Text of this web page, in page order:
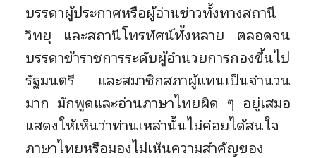
บรรดาผู้ประกาศหรือผู้อ่านข่าวทั้งทางสถานี
วิทยุ และสถานีโทรทัศน์ทั้งหลาย ตลอดจน
บรรดาข้าราชการระดับผู้อำนวยการกองขึ้นไป
รัฐมนตรี และสมาชิกสภาผู้แทนเป็นจำนวน
มาก มักพูดและอ่านภาษาไทยผิด ๆ อยู่เสมอ
แสดงให้เห็นว่าท่านเหล่านั้นไม่ค่อยได้สนใจ
ภาษาไทยหรือมองไม่เห็นความสำคัญของ